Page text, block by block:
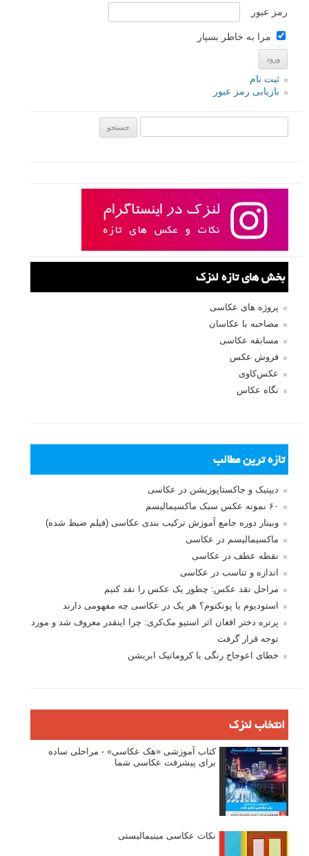
رمز عبور
مرا به خاطر بسپار
ثبت نام
بازیابی رمز عبور
بخش های تازه لنزک
پروژه های عکاسی
مصاحبه با عکاسان
مسابقه عکاسی
فروش عکس
عکس‌کاوی
نگاه عکاس
تازه ترین مطالب
دیپتیک و جاکستا‌پوزیشن در عکاسی
۶۰ نمونه عکس سبک ماکسیمالیسم
وبینار دوره جامع آموزش ترکیب بندی عکاسی (فیلم ضبط شده)
ماکسیمالیسم در عکاسی
نقطه عطف در عکاسی
اندازه و تناسب در عکاسی
مراحل نقد عکس: چطور یک عکس را نقد کنیم
استودیوم یا پونکتوم؟ هر یک در عکاسی چه مفهومی دارند
پرتره دختر افغان اثر استیو مک‌کری: چرا اینقدر معروف شد و مورد
توجه قرار گرفت
خطای اعوجاج رنگی یا کروماتیک ابریشن
انتخاب لنزک
کتاب آموزشی «هک عکاسی» - مراحلی ساده
برای پیشرفت عکاسی شما
نکات عکاسی مینیمالیستی